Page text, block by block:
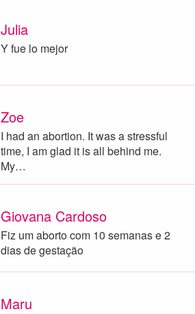
Julia
Y fue lo mejor
Zoe
I had an abortion. It was a stressful
time, I am glad it is all behind me.
My…
Giovana Cardoso
Fiz um aborto com 10 semanas e 2
dias de gestação
Maru